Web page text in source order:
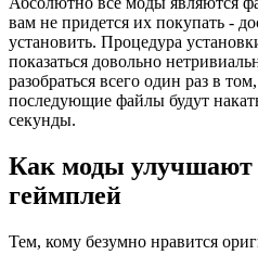
вам не придется их покупать -
установить. Процедура
показаться довольно
разобраться всего один раз в
последующие файлы будут
секунды.
Как моды
геймплей
Тем, кому безумно нравится